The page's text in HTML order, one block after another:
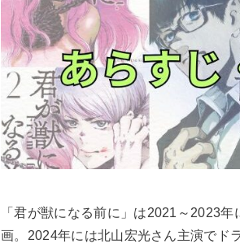
「君が獣になる前に」は2021～2023
画。2024年には北山宏光さん主演でド